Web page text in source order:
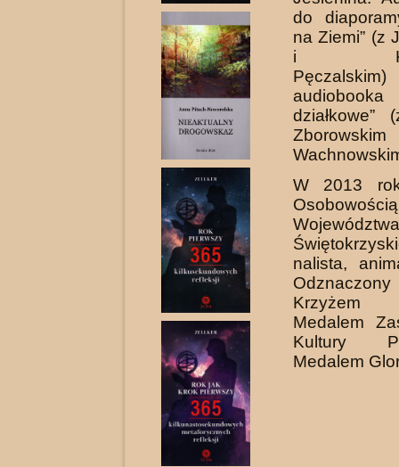
do
na Ziemi” (z
i
audiobooka
działkowe”
W 2013
Osobowością
Województwa
nalista,
Krzyżem
Medalem
Kultury
Medalem